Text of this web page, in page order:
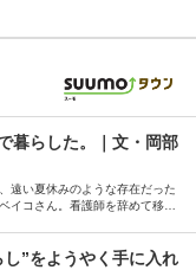
暮らした。｜文・岡部
遠い夏休みのような存在だった
コさん。看護師を辞めて移住
”をようやく手に入れ